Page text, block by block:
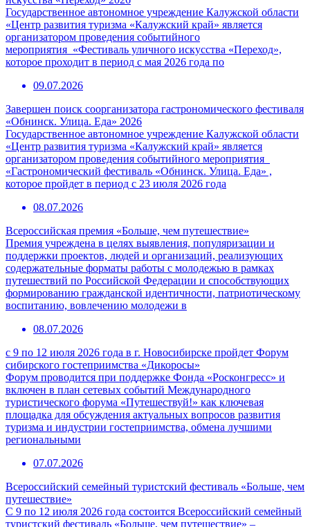
Государственное автономное учреждение Калужской области
«Центр развития туризма «Калужский край» является
организатором проведения событийного
мероприятия «Фестиваль уличного искусства «Переход»,
которое проходит в период с мая 2026 года по
09.07.2026
Завершен поиск соорганизатора гастрономического фестиваля
«Обнинск. Улица. Еда» 2026
Государственное автономное учреждение Калужской области
«Центр развития туризма «Калужский край» является
организатором проведения событийного мероприятия
«Гастрономический фестиваль «Обнинск. Улица. Еда» ,
которое пройдет в период с 23 июля 2026 года
08.07.2026
Всероссийская премия «Больше, чем путешествие»
Премия учреждена в целях выявления, популяризации и
поддержки проектов, людей и организаций, реализующих
содержательные форматы работы с молодежью в рамках
путешествий по Российской Федерации и способствующих
формированию гражданской идентичности, патриотическому
воспитанию, вовлечению молодежи в
08.07.2026
с 9 по 12 июля 2026 года в г. Новосибирске пройдет Форум
сибирского гостеприимства «Дикоросы»
Форум проводится при поддержке Фонда «Росконгресс» и
включен в план сетевых событий Международного
туристического форума «Путешествуй!» как ключевая
площадка для обсуждения актуальных вопросов развития
туризма и индустрии гостеприимства, обмена лучшими
региональными
07.07.2026
Всероссийский семейный туристский фестиваль «Больше, чем
путешествие»
С 9 по 12 июля 2026 года состоится Всероссийский семейный
туристский фестиваль «Больше, чем путешествие» –